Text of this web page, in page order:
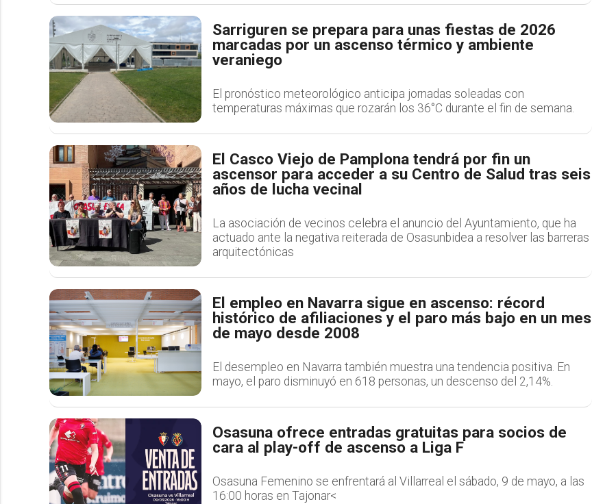
Sarriguren se prepara para unas fiestas de 2026
marcadas por un ascenso térmico y ambiente
veraniego
El pronóstico meteorológico anticipa jornadas soleadas con
temperaturas máximas que rozarán los 36°C durante el fin de semana.
El Casco Viejo de Pamplona tendrá por fin un
ascensor para acceder a su Centro de Salud tras seis
años de lucha vecinal
La asociación de vecinos celebra el anuncio del Ayuntamiento, que ha
actuado ante la negativa reiterada de Osasunbidea a resolver las barreras
arquitectónicas
El empleo en Navarra sigue en ascenso: récord
histórico de afiliaciones y el paro más bajo en un mes
de mayo desde 2008
El desempleo en Navarra también muestra una tendencia positiva. En
mayo, el paro disminuyó en 618 personas, un descenso del 2,14%.
Osasuna ofrece entradas gratuitas para socios de
cara al play-off de ascenso a Liga F
Osasuna Femenino se enfrentará al Villarreal el sábado, 9 de mayo, a las
16:00 horas en Tajonar<